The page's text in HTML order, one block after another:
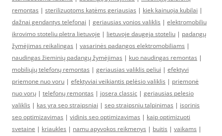
remontas | sterilizuotoms katėms geriausias | kiek kainuoja kubilai |
dažnai gendantys telefonai | geriausias vonios valiklis | elektromobiliu
ikrovimo stoteliu pletra lietuvoje | lietuvoje daugeja stoteliu | padangų
žymėjimas reikalingas | vasarinės padangos elektromobiliams |
naudingas žieminių padangų žymėjimas | kuo naudingas remontas |
mobiliųjų telefonų remontas | geriausias valiklis peliui | efektyvi
priemone nuo voru | efektyviai veikiantis pelėsio valiklis | priemonė
nuo vorų | telefonų remontas | josera classic | geriausias pelesio
valiklis | kas yra seo straipsniai | seo straipsniu talpinimas | isorinis
seo optimizavimas | vidinis seo optimizavimas | kaip optimizuoti
svetaine | kriaukles | namu apyvokos reikmenys | buitis | vaikams |